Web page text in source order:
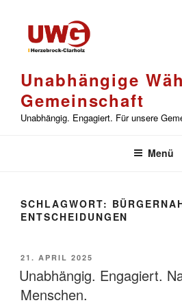
springen
Unabhängige
Gemeinschaft
Unabhängig. Engagiert. Für unsere
Menü
SCHLAGWORT:
ENTSCHEIDUNGEN
VERÖFFENTLICHT
AM
21. APRIL 2025
Unabhängig. Engagiert.
Menschen.